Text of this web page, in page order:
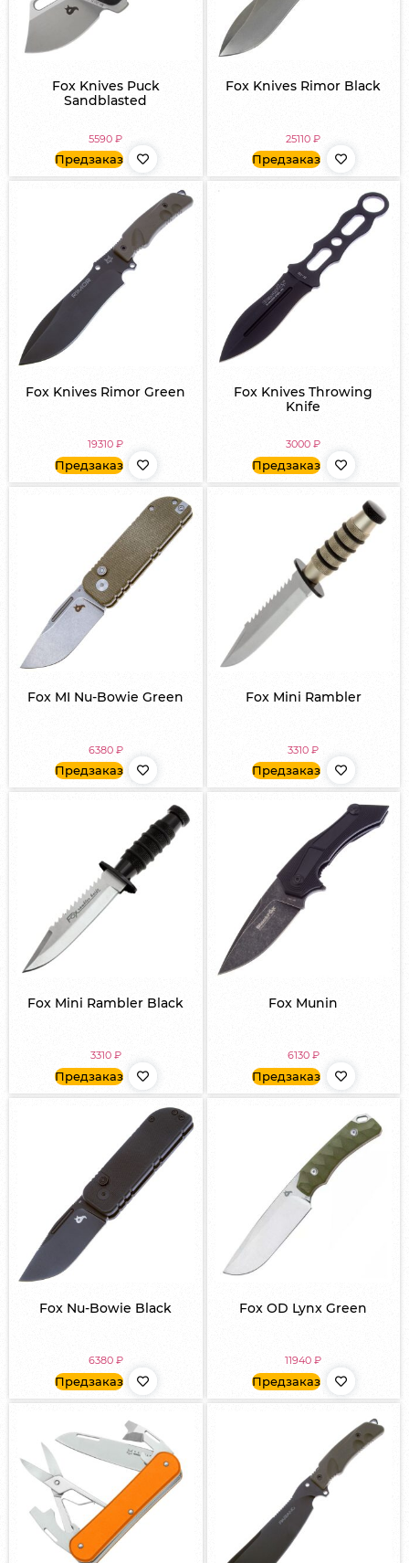
Fox Knives Puck
Sandblasted
5590₽
Предзаказ
Fox Knives Rimor Black
25110₽
Предзаказ
Fox Knives Rimor Green
19310₽
Предзаказ
Fox Knives Throwing
Knife
3000₽
Предзаказ
Fox MI Nu-Bowie Green
6380 ₽
Предзаказ
Fox Mini Rambler
3310₽
Предзаказ
Fox Mini Rambler Black
3310 ₽
Предзаказ
Fox Munin
6130 ₽
Предзаказ
Fox Nu-Bowie Black
6380 ₽
Предзаказ
Fox OD Lynx Green
11940₽
Предзаказ